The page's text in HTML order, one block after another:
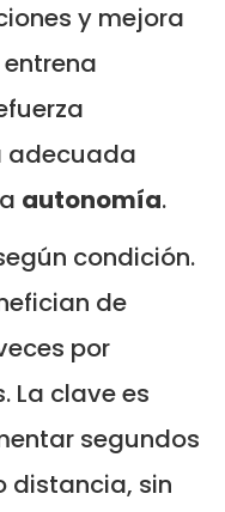
y mejora
adecuada
autonomía.
condición.
de
por
La clave es
segundos
distancia, sin